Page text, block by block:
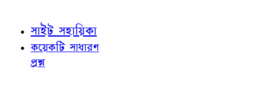
সাইট সহায়িকা
কয়েকটি সাধারণ
প্রশ্ন